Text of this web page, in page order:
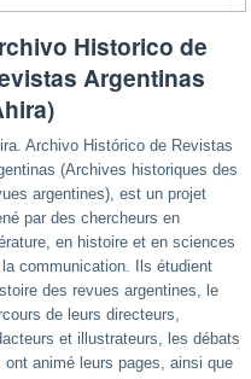
Historico de
Argentinas
Archivo Histórico de Revistas
(Archives historiques des
argentines), est un projet
par des chercheurs en
en histoire et en sciences
communication. Ils étudient
des revues argentines, le
de leurs directeurs,
et illustrateurs, les débats
ont animé leurs pages, ainsi que